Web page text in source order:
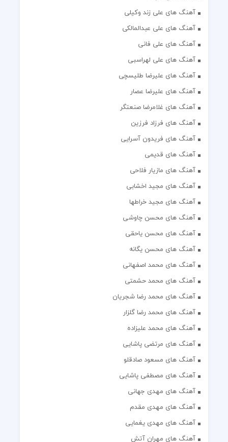
آهنگ های علی زند وکیلی
آهنگ های علی عبدالمالکی
آهنگ های علی فانی
آهنگ های علی لهراسبی
آهنگ های علیرضا طلیسچی
آهنگ های علیرضا عصار
آهنگ های غلامرضا صنعتگر
آهنگ های فرزاد فرزین
آهنگ های فریدون آسرایی
آهنگ های قدیمی
آهنگ های مازیار فلاحی
آهنگ های مجید اخشابی
آهنگ های مجید خراطها
آهنگ های محسن چاوشی
آهنگ های محسن یاحقی
آهنگ های محسن یگانه
آهنگ های محمد اصفهانی
آهنگ های محمد حشمتی
آهنگ های محمد رضا شجریان
آهنگ های محمد رضا گلزار
آهنگ های محمد علیزاده
آهنگ های مرتضی پاشایی
آهنگ های مسعود صادقلو
آهنگ های مصطفی پاشایی
آهنگ های مهدی جهانی
آهنگ های مهدی مقدم
آهنگ های مهدی یغمایی
آهنگ های مهران آتش